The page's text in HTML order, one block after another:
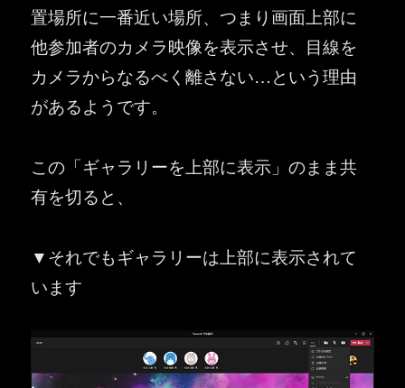
置場所に一番近い場所、つまり画面上部に
他参加者のカメラ映像を表示させ、目線を
カメラからなるべく離さない…という理由
があるようです。
この「ギャラリーを上部に表示」のまま共
有を切ると、
▼それでもギャラリーは上部に表示されて
います